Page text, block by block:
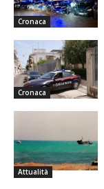
Cronaca
Cronaca
Attualità